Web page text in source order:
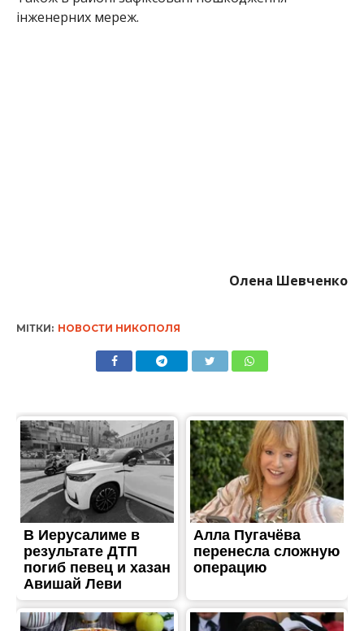
інженерних мереж.
Олена Шевченко
МІТКИ: НОВОСТИ НИКОПОЛЯ